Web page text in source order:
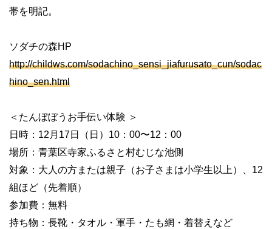
帯を明記。
ソダチの森HP
http://childws.com/sodachino_sensi_jiafurusato_cun/sodac
hino_sen.html
＜たんぼぼうお手伝い体験 ＞
日時：12月17日（日）10：00〜12：00
場所：青葉区寺家ふるさと村むじな池側
対象：大人の方または親子（お子さまは小学生以上）、12
組ほど（先着順）
参加費：無料
持ち物：長靴・タオル・軍手・たも網・着替えなど